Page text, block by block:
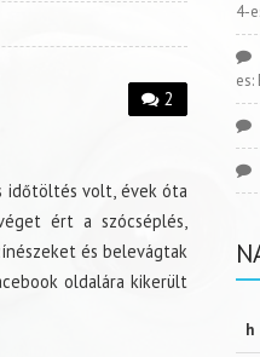
2
időtöltés volt, évek óta
ért a szócséplés,
és belevágtak
oldalára kikerült
4-
h